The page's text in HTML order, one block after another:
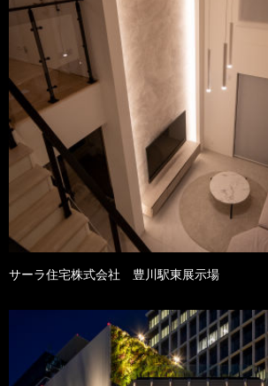
サーラ住宅株式会社 豊川駅東展示場